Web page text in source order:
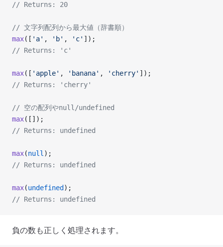
// Returns: 20
// 文字列配列から最大値（辞書順）
max([ 'a' , 'b' , 'c' ]);
// Returns: 'c'
max([ 'apple' , 'banana' , 'cherry' ]);
// Returns: 'cherry'
// 空の配列やnull/undefined
max([]);
// Returns: undefined
max(null );
// Returns: undefined
max(undefined );
// Returns: undefined
負の数も正しく処理されます。